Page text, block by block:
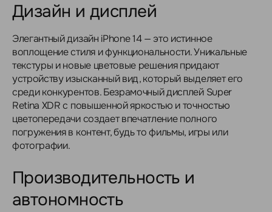
Дизайн и дисплей
Элегантный дизайн iPhone 14 — это истинное
воплощение стиля и функциональности. Уникальные
текстуры и новые цветовые решения придают
устройству изысканный вид, который выделяет его
среди конкурентов. Безрамочный дисплей Super
Retina XDR с повышенной яркостью и точностью
цветопередачи создает впечатление полного
погружения в контент, будь то фильмы, игры или
фотографии.
Производительность и
автономность